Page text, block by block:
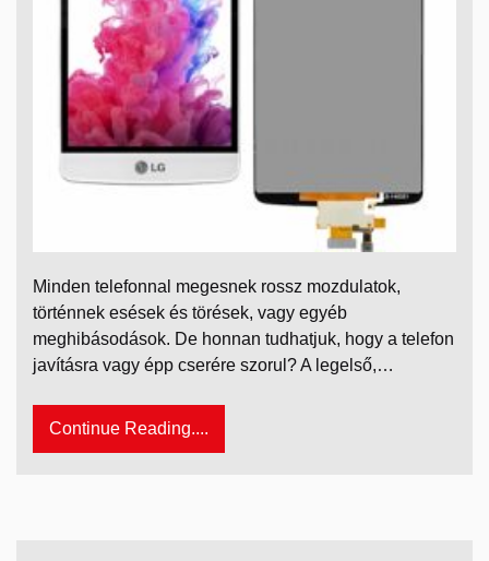
Minden telefonnal megesnek rossz mozdulatok,
történnek esések és törések, vagy egyéb
meghibásodások. De honnan tudhatjuk, hogy a telefon
javításra vagy épp cserére szorul? A legelső,…
Continue Reading....